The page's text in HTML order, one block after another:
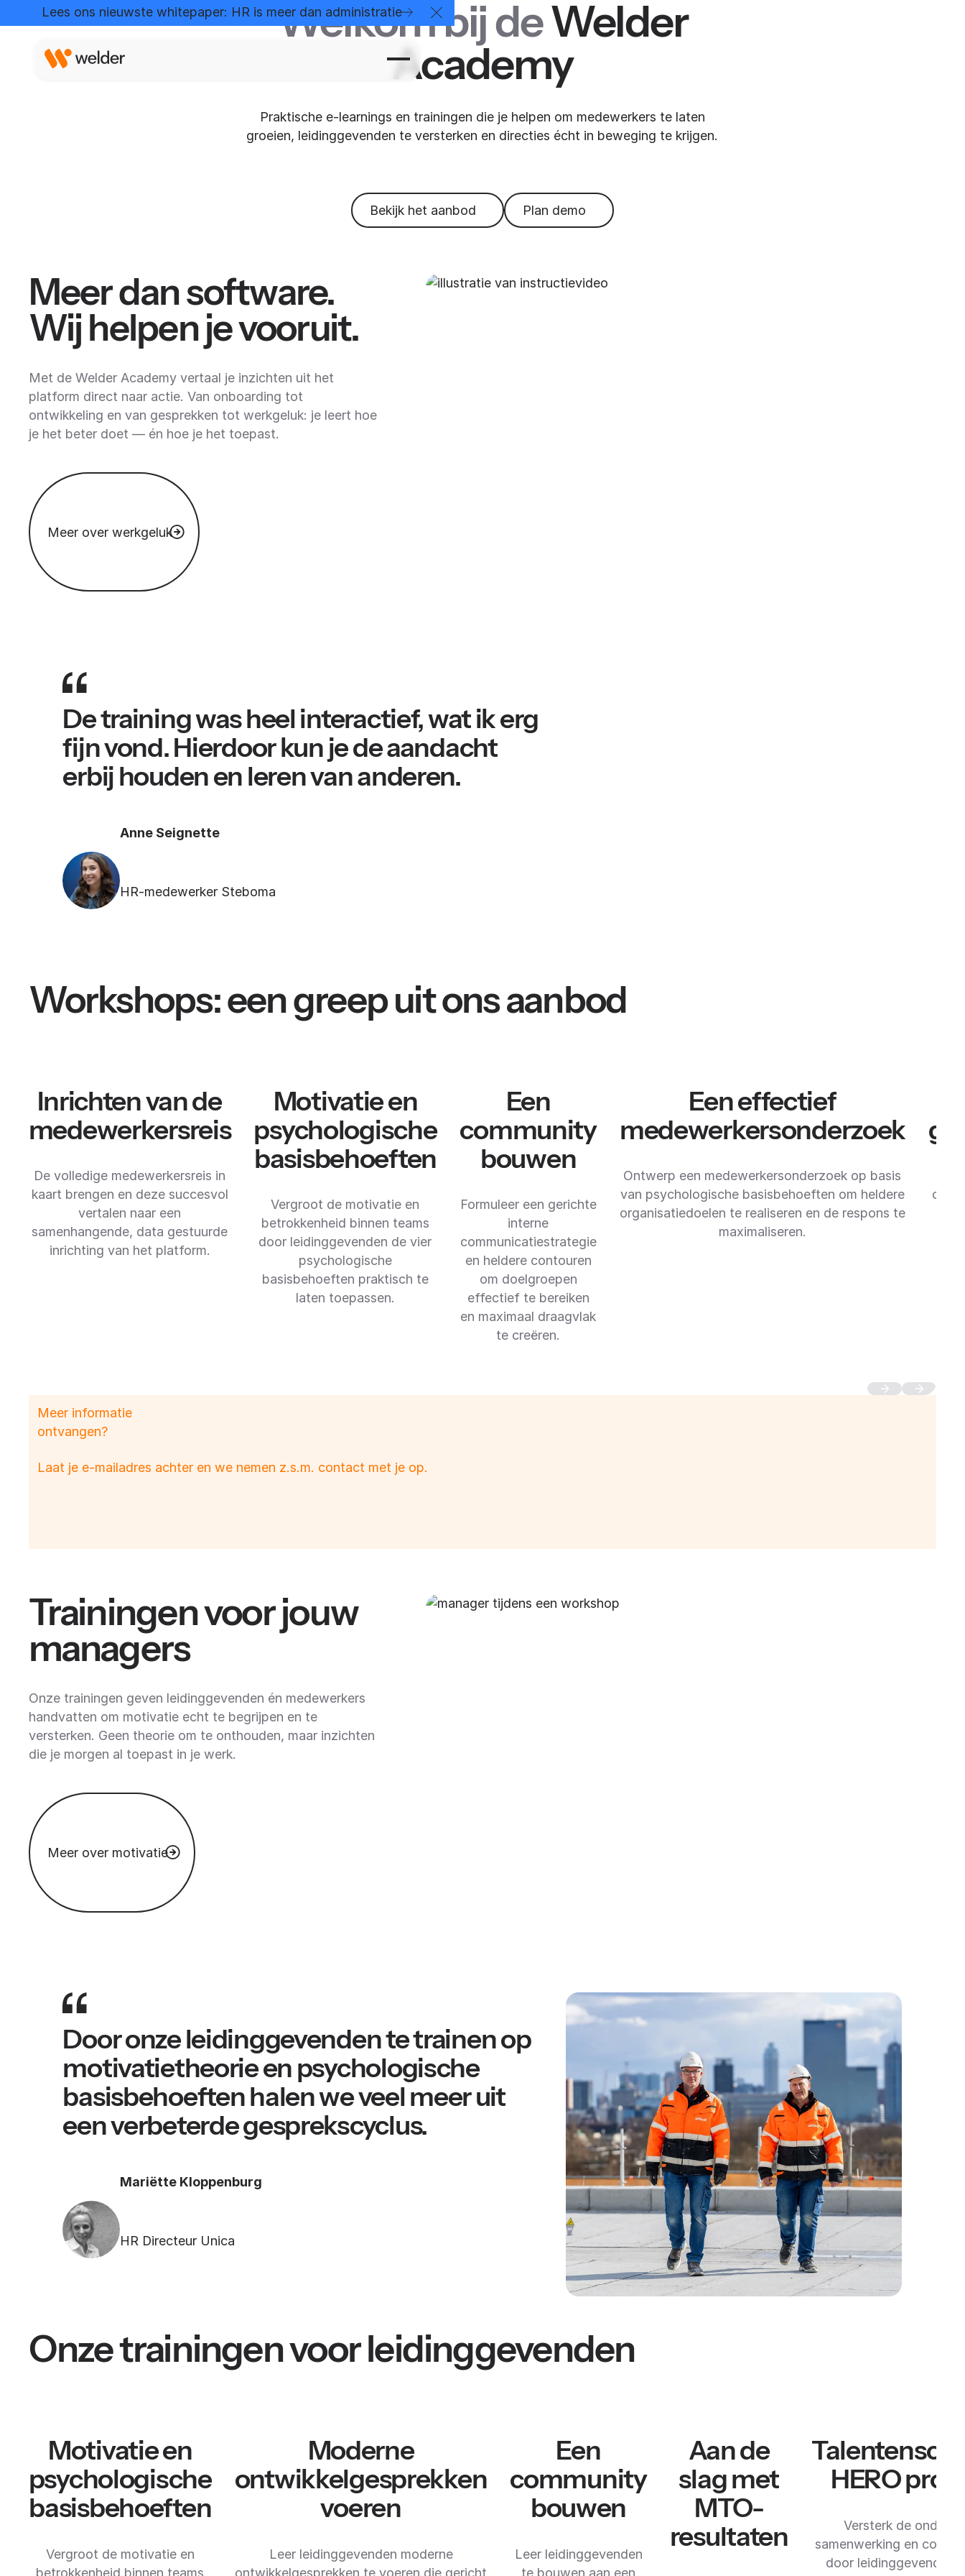
Lees ons nieuwste whitepaper: HR is meer dan administratie
Close Announcement Banner
Welkom bij deWelder
Academy
Praktische e-learnings en trainingen die je helpen om medewerkers te laten
groeien, leidinggevenden te versterken en directies écht in beweging te krijgen.
Bekijk het aanbod Plan demo
Meer dan software.
Wij helpen je vooruit.
Met de Welder Academy vertaal je inzichten uit het
platform direct naar actie. Van onboarding tot
ontwikkeling en van gesprekken tot werkgeluk: je leert hoe
je het beter doet — én hoe je het toepast.
Meer over werkgeluk
De training was heel interactief, wat ik erg
fijn vond. Hierdoor kun je de aandacht
erbij houden en leren van anderen.
Anne Seignette
HR-medewerker Steboma
Workshops: een greep uit ons aanbod
Inrichten van de
medewerkersreis
De volledige medewerkersreis in
kaart brengen en deze succesvol
vertalen naar een
samenhangende, data gestuurde
inrichting van het platform.
Motivatie en
psychologische
basisbehoeften
Vergroot de motivatie en
betrokkenheid binnen teams
door leidinggevenden de vier
psychologische
basisbehoeften praktisch te
laten toepassen.
Een
community
bouwen
Formuleer een gerichte
interne
communicatiestrategie
en heldere contouren
om doelgroepen
effectief te bereiken
en maximaal draagvlak
te creëren.
Een effectief
medewerkersonderzoek
Ontwerp een medewerkersonderzoek op basis
van psychologische basisbehoeften om heldere
organisatiedoelen te realiseren en de respons te
maximaliseren.
Meer informatie
ontvangen?
Laat je e-mailadres achter en we nemen z.s.m. contact met je op.
Trainingen voor jouw
managers
Onze trainingen geven leidinggevenden én medewerkers
handvatten om motivatie echt te begrijpen en te
versterken. Geen theorie om te onthouden, maar inzichten
die je morgen al toepast in je werk.
Meer over motivatie
Door onze leidinggevenden te trainen op
motivatietheorie en psychologische
basisbehoeften halen we veel meer uit
een verbeterde gesprekscyclus.
Mariëtte Kloppenburg
HR Directeur Unica
Onze trainingen voor leidinggevenden
Motivatie en
psychologische
basisbehoeften
Vergroot de motivatie en
betrokkenheid binnen teams
Moderne
ontwikkelgesprekken
voeren
Leer leidinggevenden moderne
ontwikkelgesprekken te voeren die gericht
Een
community
bouwen
Leer leidinggevenden
te bouwen aan een
Aan de
slag met
MTO-
resultaten
HERO
Versterk de
samenwerking en
door leidinggevenden